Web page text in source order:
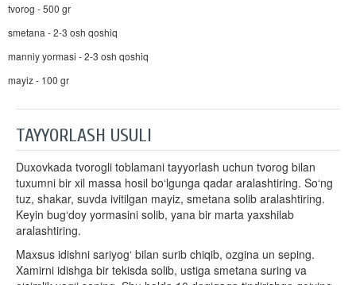
tvorog - 500 gr
smetana - 2-3 osh qoshiq
manniy yormasi - 2-3 osh qoshiq
mayiz - 100 gr
TAYYORLASH USULI
Duxovkada tvorogli toblamani tayyorlash uchun tvorog bilan
tuxumni bir xil massa hosil bo‘lgunga qadar aralashtiring. So‘ng
tuz, shakar, suvda ivitilgan mayiz, smetana solib aralashtiring.
Keyin bug‘doy yormasini solib, yana bir marta yaxshilab
aralashtiring.
Maxsus idishni sariyog‘ bilan surib chiqib, ozgina un seping.
Xamirni idishga bir tekisda solib, ustiga smetana suring va